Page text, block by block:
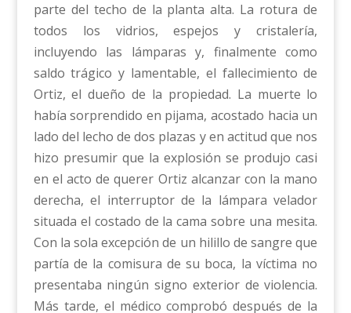
parte del techo de la planta alta. La rotura de
todos los vidrios, espejos y cristalería,
incluyendo las lámparas y, finalmente como
saldo trágico y lamentable, el fallecimiento de
Ortiz, el dueño de la propiedad. La muerte lo
había sorprendido en pijama, acostado hacia un
lado del lecho de dos plazas y en actitud que nos
hizo presumir que la explosión se produjo casi
en el acto de querer Ortiz alcanzar con la mano
derecha, el interruptor de la lámpara velador
situada el costado de la cama sobre una mesita.
Con la sola excepción de un hilillo de sangre que
partía de la comisura de su boca, la víctima no
presentaba ningún signo exterior de violencia.
Más tarde, el médico comprobó después de la